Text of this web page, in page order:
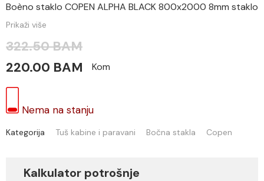
Boèno staklo COPEN ALPHA BLACK 800x2000 8mm staklo
Prikaži više
322.50 BAM
220.00 BAM
Kom
Nema na stanju
Kategorija Tuš kabine i paravani Bočna stakla Copen
Kalkulator potrošnje